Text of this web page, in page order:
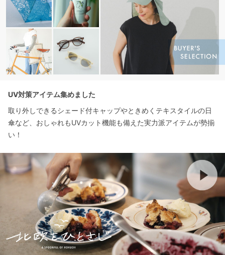
UV対策アイテム集めました
取り外しできるシェード付キャップやときめくテキスタイルの日
傘など、おしゃれもUVカット機能も備えた実力派アイテムが勢揃
い！